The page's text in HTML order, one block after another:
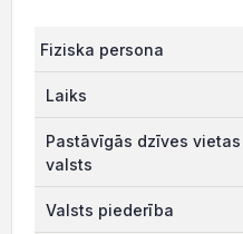
Fiziska persona